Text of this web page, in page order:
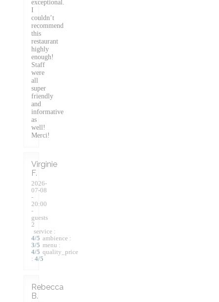
exceptional.
I
couldn’t
recommend
this
restaurant
highly
enough!
Staff
were
all
super
friendly
and
informative
as
well!
Merci!
Virginie
F
2026-
07-08
-
20:00
-
guests
2
service :
4/5 ambience :
3/5 menu :
4/5 quality_price
: 4/5
Rebecca
B